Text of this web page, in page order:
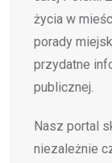
życia w
porady
przydatne
publicznej.
Nasz portal
niezależnie